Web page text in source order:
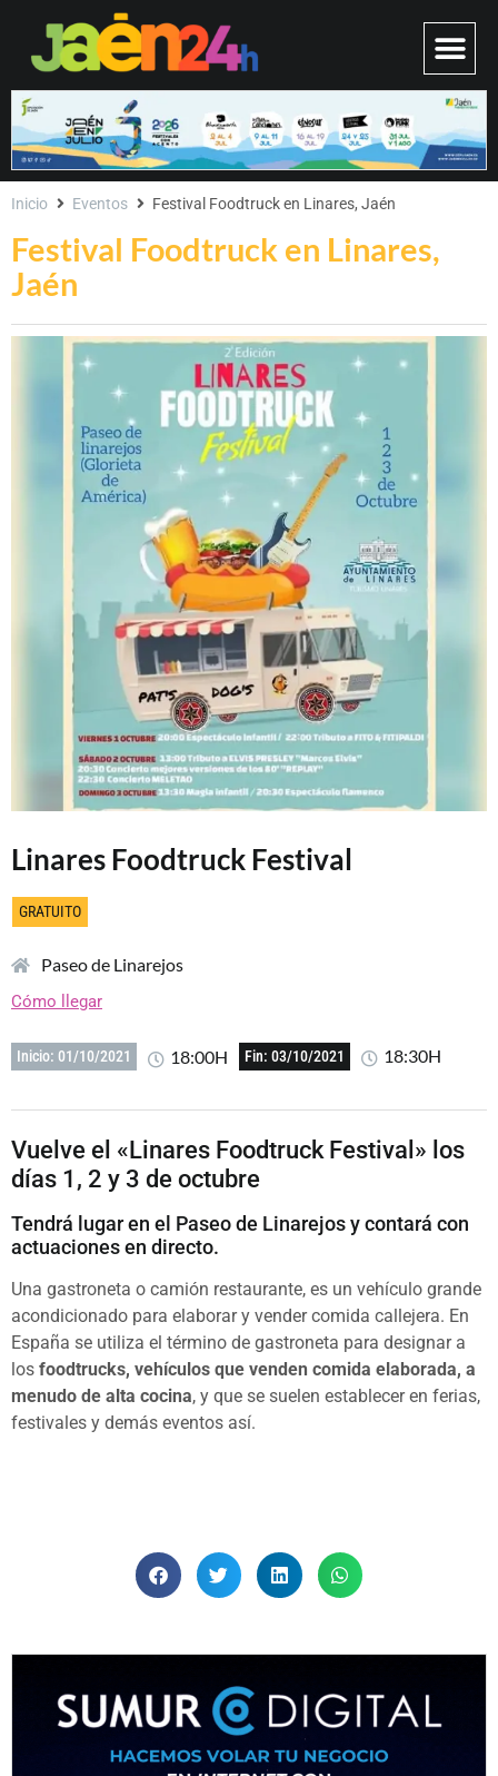
Festival Foodtruck en Linares,
Jaén
Inicio Eventos Festival Foodtruck en Linares, Jaén
Linares Foodtruck Festival
GRATUITO
Paseo de Linarejos
Cómo llegar
Inicio: 01/10/2021 18:00H Fin: 03/10/2021 18:30H
Vuelve el «Linares Foodtruck Festival» los
días 1, 2 y 3 de octubre
Tendrá lugar en el Paseo de Linarejos y contará con
actuaciones en directo.
Una gastroneta o camión restaurante​, es un vehículo grande
acondicionado para elaborar y vender comida callejera. En
España se utiliza el término de gastroneta para designar a
los foodtrucks, vehículos que venden comida elaborada, a
menudo de alta cocina, y que se suelen establecer en ferias,
festivales y demás eventos así.